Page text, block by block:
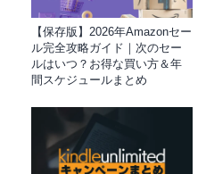
【保存版】2026年Amazonセー
ル完全攻略ガイド｜次のセー
ルはいつ？お得な買い方＆年
間スケジュールまとめ